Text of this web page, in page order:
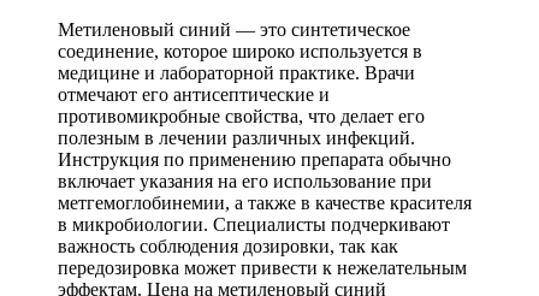
Метиленовый синий — это синтетическое
соединение, которое широко используется в
медицине и лабораторной практике. Врачи
отмечают его антисептические и
противомикробные свойства, что делает его
полезным в лечении различных инфекций.
Инструкция по применению препарата обычно
включает указания на его использование при
метгемоглобинемии, а также в качестве красителя
в микробиологии. Специалисты подчеркивают
важность соблюдения дозировки, так как
передозировка может привести к нежелательным
эффектам. Цена на метиленовый синий